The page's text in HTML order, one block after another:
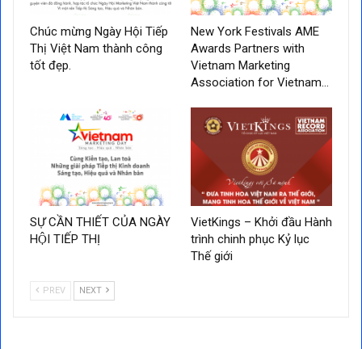
Chúc mừng Ngày Hội Tiếp
Thị Việt Nam thành công
tốt đẹp.
New York Festivals AME
Awards Partners with
Vietnam Marketing
Association for Vietnam…
SỰ CẦN THIẾT CỦA NGÀY
HỘI TIẾP THỊ
VietKings – Khởi đầu Hành
trình chinh phục Kỷ lục
Thế giới
PREV NEXT